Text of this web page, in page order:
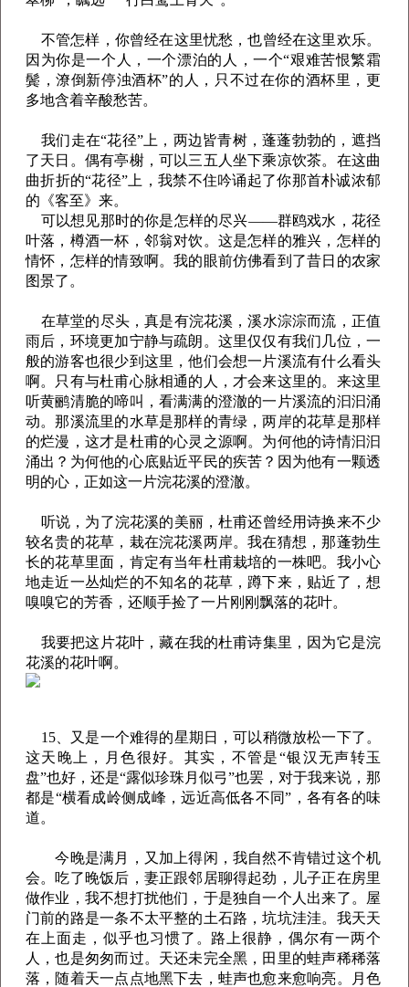
不管怎样，你曾经在这里忧愁，也曾经在这里欢乐。
因为你是一个人，一个漂泊的人，一个“艰难苦恨繁霜
鬓，潦倒新停浊酒杯”的人，只不过在你的酒杯里，更
多地含着辛酸愁苦。
我们走在“花径”上，两边皆青树，蓬蓬勃勃的，遮挡
了天日。偶有亭榭，可以三五人坐下乘凉饮茶。在这曲
曲折折的“花径”上，我禁不住吟诵起了你那首朴诚浓郁
的《客至》来。
可以想见那时的你是怎样的尽兴——群鸥戏水，花径
叶落，樽酒一杯，邻翁对饮。这是怎样的雅兴，怎样的
情怀，怎样的情致啊。我的眼前仿佛看到了昔日的农家
图景了。
在草堂的尽头，真是有浣花溪，溪水淙淙而流，正值
雨后，环境更加宁静与疏朗。这里仅仅有我们几位，一
般的游客也很少到这里，他们会想一片溪流有什么看头
啊。只有与杜甫心脉相通的人，才会来这里的。来这里
听黄鹂清脆的啼叫，看满满的澄澈的一片溪流的汩汩涌
动。那溪流里的水草是那样的青绿，两岸的花草是那样
的烂漫，这才是杜甫的心灵之源啊。为何他的诗情汩汩
涌出？为何他的心底贴近平民的疾苦？因为他有一颗透
明的心，正如这一片浣花溪的澄澈。
听说，为了浣花溪的美丽，杜甫还曾经用诗换来不少
较名贵的花草，栽在浣花溪两岸。我在猜想，那蓬勃生
长的花草里面，肯定有当年杜甫栽培的一株吧。我小心
地走近一丛灿烂的不知名的花草，蹲下来，贴近了，想
嗅嗅它的芳香，还顺手捡了一片刚刚飘落的花叶。
我要把这片花叶，藏在我的杜甫诗集里，因为它是浣
花溪的花叶啊。
15、又是一个难得的星期日，可以稍微放松一下了。
这天晚上，月色很好。其实，不管是“银汉无声转玉
盘”也好，还是“露似珍珠月似弓”也罢，对于我来说，那
都是“横看成岭侧成峰，远近高低各不同”，各有各的味
道。
今晚是满月，又加上得闲，我自然不肯错过这个机
会。吃了晚饭后，妻正跟邻居聊得起劲，儿子正在房里
做作业，我不想打扰他们，于是独自一个人出来了。屋
门前的路是一条不太平整的土石路，坑坑洼洼。我天天
在上面走，似乎也习惯了。路上很静，偶尔有一两个
人，也是匆匆而过。天还未完全黑，田里的蛙声稀稀落
落，随着天一点点地黑下去，蛙声也愈来愈响亮。月色